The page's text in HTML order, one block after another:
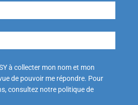
à collecter mon nom et mon
de pouvoir me répondre. Pour
consultez notre politique de